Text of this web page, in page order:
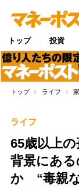
トップ 投資
トップ ライフ
ライフ
65歳以上の
背景にある
か “毒親